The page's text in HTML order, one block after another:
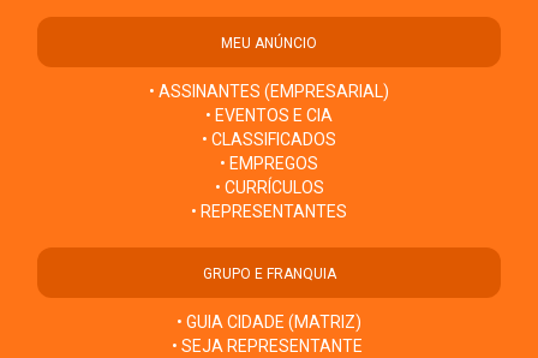
MEU ANÚNCIO
• ASSINANTES (EMPRESARIAL)
• EVENTOS E CIA
• CLASSIFICADOS
• EMPREGOS
• CURRÍCULOS
• REPRESENTANTES
GRUPO E FRANQUIA
• GUIA CIDADE (MATRIZ)
• SEJA REPRESENTANTE